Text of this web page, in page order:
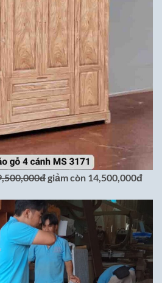
giảm còn 14,500,000đ